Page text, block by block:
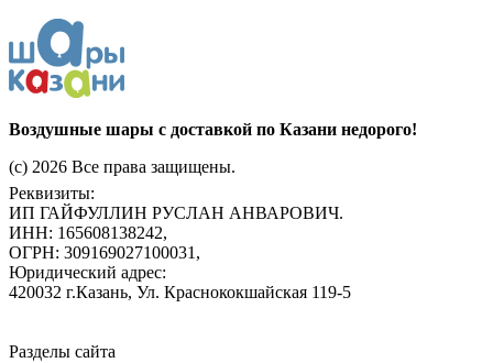
Воздушные шары с доставкой по Казани недорого!
(c) 2026 Все права защищены.
Реквизиты:
ИП ГАЙФУЛЛИН РУСЛАН АНВАРОВИЧ.
ИНН: 165608138242,
ОГРН: 309169027100031,
Юридический адрес:
420032 г.Казань, Ул. Краснококшайская 119-5
Разделы сайта